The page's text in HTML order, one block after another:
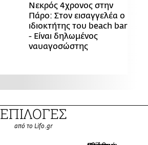
Νεκρός 4χρονος στην
Πάρο: Στον εισαγγελέα ο
ιδιοκτήτης του beach bar
- Είναι δηλωμένος
ναυαγοσώστης
ΕΠΙΛΟΓΕΣ
από το Lifo.gr